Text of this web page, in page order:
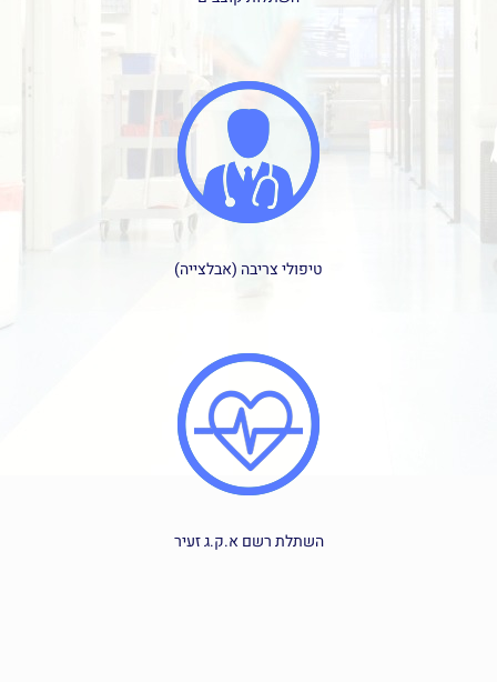
טיפולי צריבה (אבלצייה)
השתלת רשם א.ק.ג זעיר